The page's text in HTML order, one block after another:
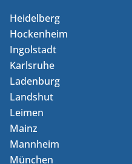
Heidelberg
Hockenheim
Ingolstadt
Karlsruhe
Ladenburg
Landshut
Leimen
Mainz
Mannheim
München